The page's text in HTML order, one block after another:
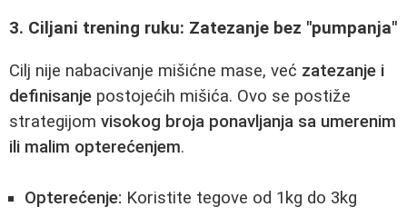
3. Ciljani trening ruku: Zatezanje bez "pumpanja"
Cilj nije nabacivanje mišićne mase, već zatezanje i
definisanje postojećih mišića. Ovo se postiže
strategijom visokog broja ponavljanja sa umerenim
ili malim opterećenjem.
Opterećenje: Koristite tegove od 1kg do 3kg